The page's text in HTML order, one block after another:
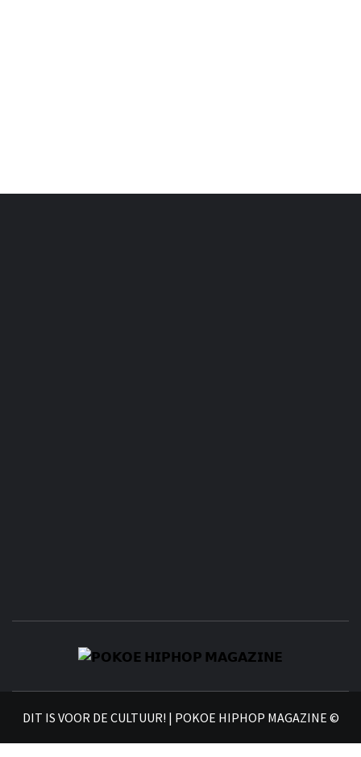
DIT IS VOOR DE CULTUUR! | POKOE HIPHOP MAGAZINE ©